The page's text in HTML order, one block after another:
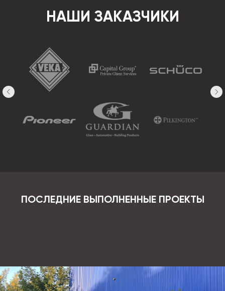
НАШИ ЗАКАЗЧИКИ
ПОСЛЕДНИЕ ВЫПОЛНЕННЫЕ ПРОЕКТЫ